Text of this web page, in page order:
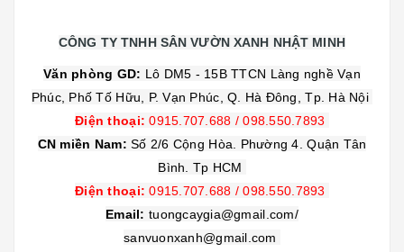
CÔNG TY TNHH SÂN VƯỜN XANH NHẬT MINH
Văn phòng GD: Lô DM5 - 15B TTCN Làng nghề Vạn
Phúc, Phố Tố Hữu, P. Vạn Phúc, Q. Hà Đông, Tp. Hà Nội
Điện thoại: 0915.707.688 /098.550.7893
CN miền Nam:Số 2/6 Cộng Hòa. Phường 4. Quận Tân
Bình. Tp HCM
Điện thoại: 0915.707.688 /098.550.7893
Email: tuongcaygia@gmail.com/
sanvuonxanh@gmail.com